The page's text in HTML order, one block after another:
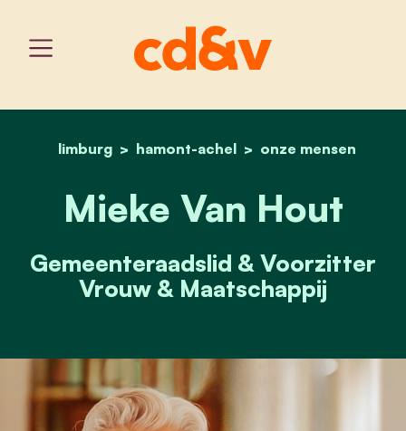
home
limburg hamont-achel onze mensen
mieke van hout
Mieke Van Hout
Gemeenteraadslid & Voorzitter
Vrouw & Maatschappij